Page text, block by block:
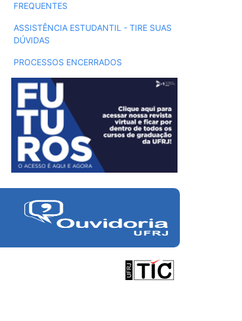
FREQUENTES
ASSISTÊNCIA ESTUDANTIL - TIRE SUAS
DÚVIDAS
PROCESSOS ENCERRADOS